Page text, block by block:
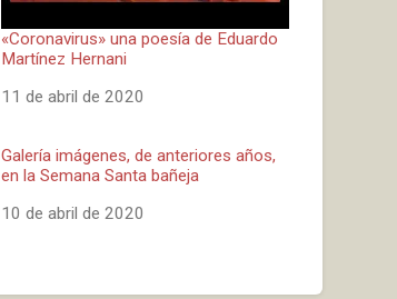
«Coronavirus» una poesía de Eduardo
Martínez Hernani
Fecha
11 de abril de 2020
Galería imágenes, de anteriores años,
en la Semana Santa bañeja
Fecha
10 de abril de 2020